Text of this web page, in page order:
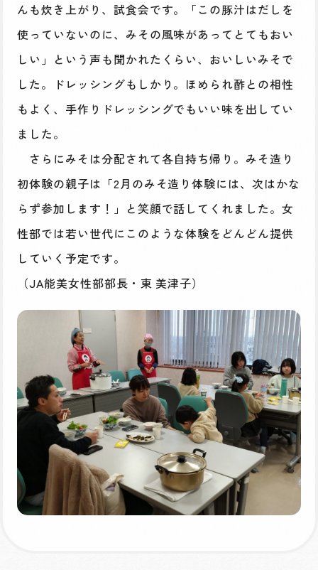
んも炊き上がり、試食会です。「この豚汁はだしを
使っていないのに、みその風味があってとてもおい
しい」という声も聞かれたくらい、おいしいみそで
した。ドレッシングもしかり。ほめられ酢との相性
もよく、手作りドレッシングでもいい味を出してい
ました。
さらにみそは分配されて各自持ち帰り。みそ造り
初体験の親子は「2月のみそ造り体験には、次はかな
らず参加します！」と笑顔で話してくれました。女
性部では若い世代にこのような体験をどんどん提供
していく予定です。
（JA能美女性部部長・東 美津子）